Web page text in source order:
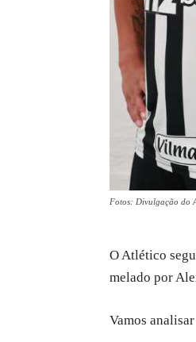
Fotos: Divulgação do
O Atlético
melado por
Vamos